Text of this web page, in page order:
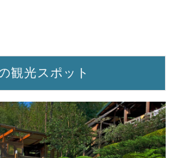
観光スポット